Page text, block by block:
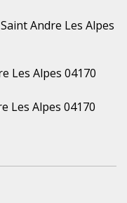
Andre Les Alpes
Les Alpes 04170
Les Alpes 04170